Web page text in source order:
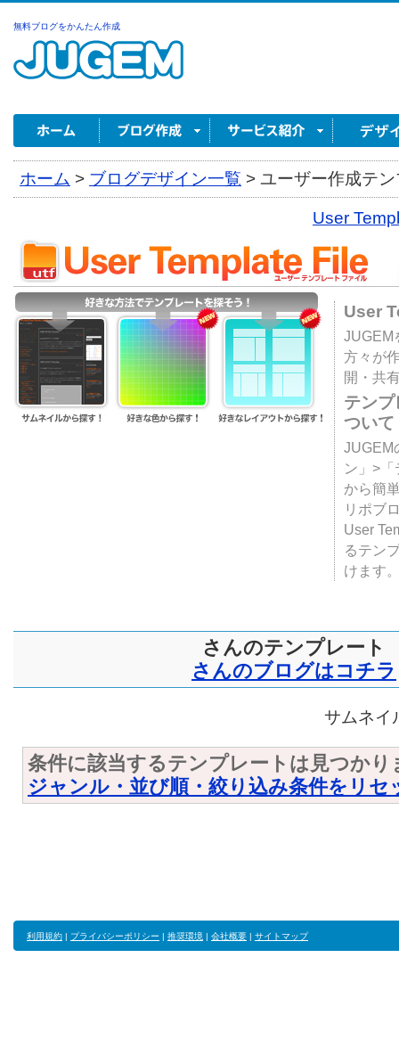
無料ブログをかんたん作成
ホーム > ブログデザイン一覧 > ユーザー作成テ
User
User
JUGEM
方々が
開・共
テン
ついて
JUGEM
ン」>
から簡
リポブ
User
るテン
けます
さんのテンプレート
さんのブログはコチラ
サムネイ
条件に該当するテンプレートは見つかり
ジャンル・並び順・絞り込み条件をリセ
利用規約 | プライバシーポリシー | 推奨環境 | 会社概要 | サイトマップ